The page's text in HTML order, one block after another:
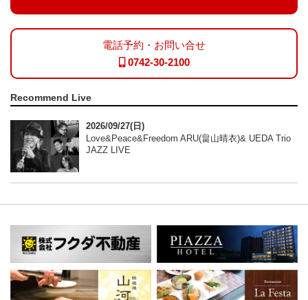
電話予約・お問い合せ
0742-30-2100
Recommend Live
2026/09/27(日)
Love&Peace&Freedom ARU(畠山晴衣)& UEDA Trio
JAZZ LIVE